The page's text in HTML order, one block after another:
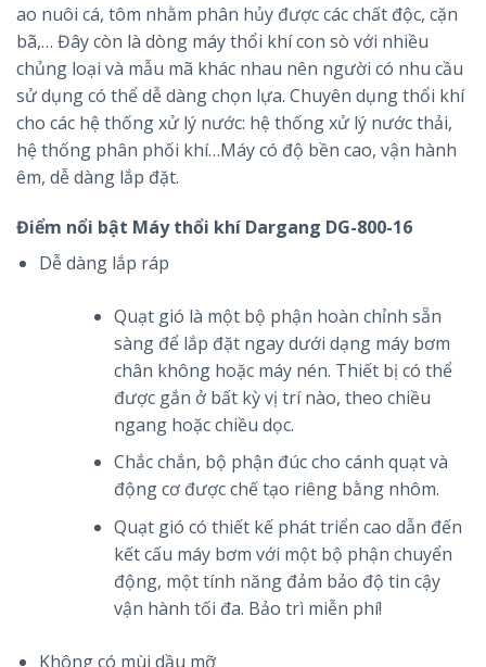
ao nuôi cá, tôm nhằm phân hủy được các chất độc, cặn
bã,… Đây còn là dòng máy thổi khí con sò với nhiều
chủng loại và mẫu mã khác nhau nên người có nhu cầu
sử dụng có thể dễ dàng chọn lựa. Chuyên dụng thổi khí
cho các hệ thống xử lý nước: hệ thống xử lý nước thải,
hệ thống phân phối khí…Máy có độ bền cao, vận hành
êm, dễ dàng lắp đặt.
Điểm nổi bật Máy thổi khí Dargang DG-800-16
Dễ dàng lắp ráp
Quạt gió là một bộ phận hoàn chỉnh sẵn
sàng để lắp đặt ngay dưới dạng máy bơm
chân không hoặc máy nén. Thiết bị có thể
được gắn ở bất kỳ vị trí nào, theo chiều
ngang hoặc chiều dọc.
Chắc chắn, bộ phận đúc cho cánh quạt và
động cơ được chế tạo riêng bằng nhôm.
Quạt gió có thiết kế phát triển cao dẫn đến
kết cấu máy bơm với một bộ phận chuyển
động, một tính năng đảm bảo độ tin cậy
vận hành tối đa. Bảo trì miễn phí!
Không có mùi dầu mỡ